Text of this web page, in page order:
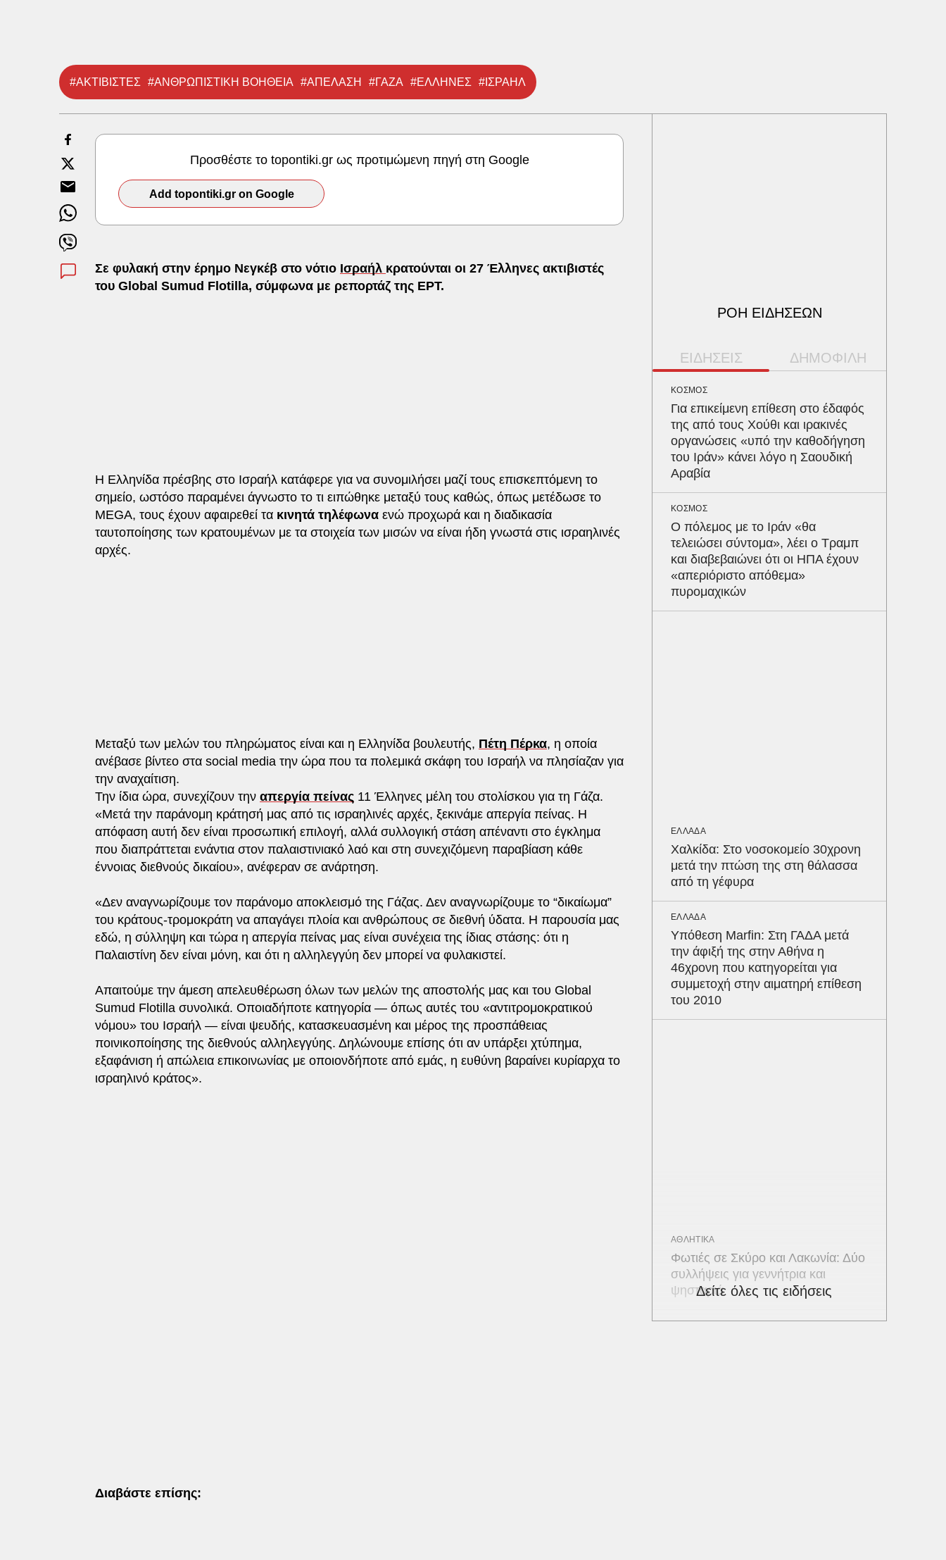
#ΑΚΤΙΒΙΣΤΕΣ #ΑΝΘΡΩΠΙΣΤΙΚΗ ΒΟΗΘΕΙΑ #ΑΠΕΛΑΣΗ #ΓΑΖΑ #ΕΛΛΗΝΕΣ #ΙΣΡΑΗΛ
Προσθέστε το topontiki.gr ως προτιμώμενη πηγή στη Google
Add topontiki.gr on Google
Σε φυλακή στην έρημο Νεγκέβ στο νότιο Ισραήλ κρατούνται οι 27 Έλληνες ακτιβιστές
του Global Sumud Flotilla, σύμφωνα με ρεπορτάζ της ΕΡΤ.
Η Ελληνίδα πρέσβης στο Ισραήλ κατάφερε για να συνομιλήσει μαζί τους επισκεπτόμενη το
σημείο, ωστόσο παραμένει άγνωστο το τι ειπώθηκε μεταξύ τους καθώς, όπως μετέδωσε το
MEGA, τους έχουν αφαιρεθεί τα κινητά τηλέφωνα ενώ προχωρά και η διαδικασία
ταυτοποίησης των κρατουμένων με τα στοιχεία των μισών να είναι ήδη γνωστά στις ισραηλινές
αρχές.
Μεταξύ των μελών του πληρώματος είναι και η Ελληνίδα βουλευτής, Πέτη Πέρκα, η οποία
ανέβασε βίντεο στα social media την ώρα που τα πολεμικά σκάφη του Ισραήλ να πλησίαζαν για
την αναχαίτιση.
Την ίδια ώρα, συνεχίζουν την απεργία πείνας 11 Έλληνες μέλη του στολίσκου για τη Γάζα.
«Μετά την παράνομη κράτησή μας από τις ισραηλινές αρχές, ξεκινάμε απεργία πείνας. Η
απόφαση αυτή δεν είναι προσωπική επιλογή, αλλά συλλογική στάση απέναντι στο έγκλημα
που διαπράττεται ενάντια στον παλαιστινιακό λαό και στη συνεχιζόμενη παραβίαση κάθε
έννοιας διεθνούς δικαίου», ανέφεραν σε ανάρτηση.
«Δεν αναγνωρίζουμε τον παράνομο αποκλεισμό της Γάζας. Δεν αναγνωρίζουμε το “δικαίωμα”
του κράτους-τρομοκράτη να απαγάγει πλοία και ανθρώπους σε διεθνή ύδατα. Η παρουσία μας
εδώ, η σύλληψη και τώρα η απεργία πείνας μας είναι συνέχεια της ίδιας στάσης: ότι η
Παλαιστίνη δεν είναι μόνη, και ότι η αλληλεγγύη δεν μπορεί να φυλακιστεί.
Απαιτούμε την άμεση απελευθέρωση όλων των μελών της αποστολής μας και του Global
Sumud Flotilla συνολικά. Οποιαδήποτε κατηγορία — όπως αυτές του «αντιτρομοκρατικού
νόμου» του Ισραήλ — είναι ψευδής, κατασκευασμένη και μέρος της προσπάθειας
ποινικοποίησης της διεθνούς αλληλεγγύης. Δηλώνουμε επίσης ότι αν υπάρξει χτύπημα,
εξαφάνιση ή απώλεια επικοινωνίας με οποιονδήποτε από εμάς, η ευθύνη βαραίνει κυρίαρχα το
ισραηλινό κράτος».
Διαβάστε επίσης:
ΡΟΗ ΕΙΔΗΣΕΩΝ
ΕΙΔΗΣΕΙΣ ΔΗΜΟΦΙΛΗ
ΚΟΣΜΟΣ
Για επικείμενη επίθεση στο έδαφός
της από τους Χούθι και ιρακινές
οργανώσεις «υπό την καθοδήγηση
του Ιράν» κάνει λόγο η Σαουδική
Αραβία
ΚΟΣΜΟΣ
Ο πόλεμος με το Ιράν «θα
τελειώσει σύντομα», λέει ο Τραμπ
και διαβεβαιώνει ότι οι ΗΠΑ έχουν
«απεριόριστο απόθεμα»
πυρομαχικών
ΕΛΛΑΔΑ
Χαλκίδα: Στο νοσοκομείο 30χρονη
μετά την πτώση της στη θάλασσα
από τη γέφυρα
ΕΛΛΑΔΑ
Υπόθεση Marfin: Στη ΓΑΔΑ μετά
την άφιξή της στην Αθήνα η
46χρονη που κατηγορείται για
συμμετοχή στην αιματηρή επίθεση
του 2010
ΑΘΛΗΤΙΚΑ
Φωτιές σε Σκύρο και Λακωνία: Δύο
συλλήψεις για γεννήτρια και
ψησταριάΔείτε όλες τις ειδήσεις